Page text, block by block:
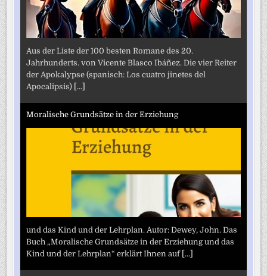
Aus der Liste der 100 besten Romane des 20.
Jahrhunderts. von Vicente Blasco Ibáñez. Die vier Reiter
der Apokalypse (spanisch: Los cuatro jinetes del
Apocalipsis) [...]
Moralische Grundsätze in der Erziehung
und das Kind und der Lehrplan. Autor: Dewey, John. Das
Buch „Moralische Grundsätze in der Erziehung und das
Kind und der Lehrplan“ erklärt Ihnen auf [...]